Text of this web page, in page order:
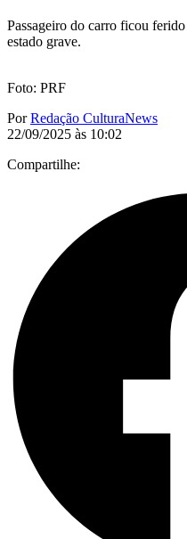
Passageiro do carro ficou
estado grave.
Foto: PRF
PorRedação CulturaNews
22/09/2025 às 10:02
Compartilhe: